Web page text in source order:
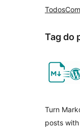
Todos
Tag do
Turn
posts